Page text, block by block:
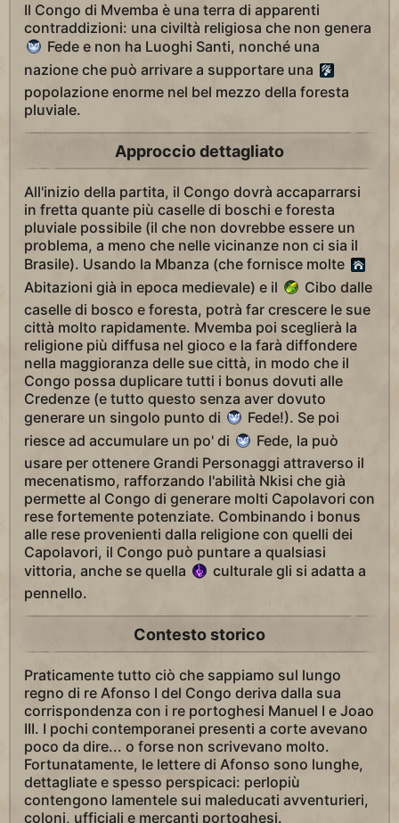
Il Congo di Mvemba è una terra di apparenti
contraddizioni: una civiltà religiosa che non genera
Fede e non ha Luoghi Santi, nonché una
nazione che può arrivare a supportare una
popolazione enorme nel bel mezzo della foresta
pluviale.
Approccio dettagliato
All'inizio della partita, il Congo dovrà accaparrarsi
in fretta quante più caselle di boschi e foresta
pluviale possibile (il che non dovrebbe essere un
problema, a meno che nelle vicinanze non ci sia il
Brasile). Usando la Mbanza (che fornisce molte
Abitazioni già in epoca medievale) e il
Cibo dalle
caselle di bosco e foresta, potrà far crescere le sue
città molto rapidamente. Mvemba poi sceglierà la
religione più diffusa nel gioco e la farà diffondere
nella maggioranza delle sue città, in modo che il
Congo possa duplicare tutti i bonus dovuti alle
Credenze (e tutto questo senza aver dovuto
generare un singolo punto di
Fede!). Se poi
riesce ad accumulare un po' di
Fede, la può
usare per ottenere Grandi Personaggi attraverso il
mecenatismo, rafforzando l'abilità Nkisi che già
permette al Congo di generare molti Capolavori con
rese fortemente potenziate. Combinando i bonus
alle rese provenienti dalla religione con quelli dei
Capolavori, il Congo può puntare a qualsiasi
vittoria, anche se quella
culturale gli si adatta a
pennello.
Contesto storico
Praticamente tutto ciò che sappiamo sul lungo
regno di re Afonso I del Congo deriva dalla sua
corrispondenza con i re portoghesi Manuel I e Joao
III. I pochi contemporanei presenti a corte avevano
poco da dire... o forse non scrivevano molto.
Fortunatamente, le lettere di Afonso sono lunghe,
dettagliate e spesso perspicaci: perlopiù
contengono lamentele sui maleducati avventurieri,
coloni, ufficiali e mercanti portoghesi.